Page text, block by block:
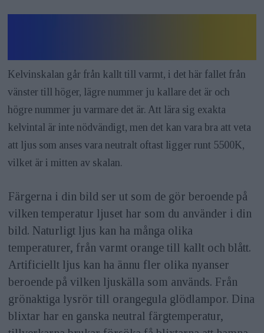
Kelvinskalan går från kallt till varmt, i det här fallet från
vänster till höger, lägre nummer ju kallare det är och
högre nummer ju varmare det är. Att lära sig exakta
kelvintal är inte nödvändigt, men det kan vara bra att veta
att ljus som anses vara neutralt oftast ligger runt 5500K,
vilket är i mitten av skalan.
Färgerna i din bild ser ut som de gör beroende på
vilken temperatur ljuset har som du använder i din
bild. Naturligt ljus kan ha många olika
temperaturer, från varmt orange till kallt och blått.
Artificiellt ljus kan ha ännu fler olika nyanser
beroende på vilken ljuskälla som används. Från
grönaktiga lysrör till orangegula glödlampor. Dina
blixtar har en ganska neutral färgtemperatur,